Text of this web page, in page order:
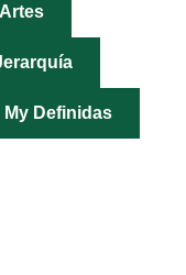
Definidas